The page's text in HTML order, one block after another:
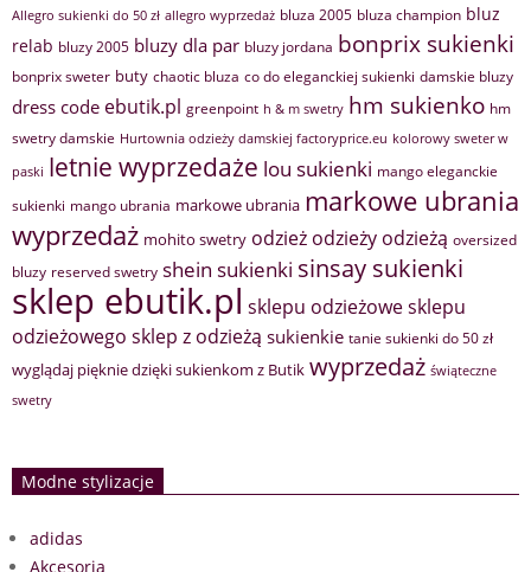
Allegro sukienki do 50 zł allegro wyprzedaż bluza 2005 bluza champion bluz
relab bluzy 2005 bluzy dla par bluzy jordana bonprix sukienki
bonprix sweter buty chaotic bluza co do eleganckiej sukienki damskie bluzy
dress code ebutik.pl greenpoint h & m swetry hm sukienko hm
swetry damskie Hurtownia odzieży damskiej factoryprice.eu kolorowy sweter w
paski letnie wyprzedaże lou sukienki mango eleganckie
sukienki mango ubrania markowe ubrania markowe ubrania
wyprzedaż mohito swetry odzież odzieży odzieżą oversized
bluzy reserved swetry shein sukienki sinsay sukienki
sklep ebutik.pl sklepu odzieżowesklepu
odzieżowego sklep z odzieżą sukienkie tanie sukienki do 50 zł
wyglądaj pięknie dzięki sukienkom z Butik wyprzedaż świąteczne
swetry
Modne stylizacje
adidas
Akcesoria